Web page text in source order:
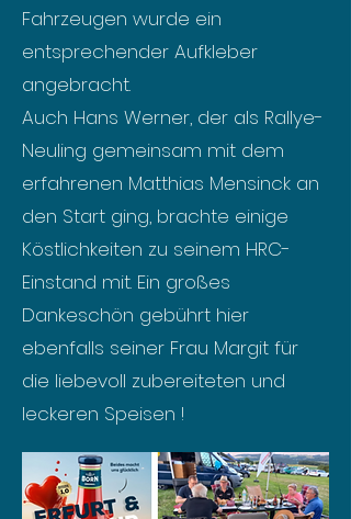
Fahrzeugen wurde ein
entsprechender Aufkleber
angebracht.
Auch Hans Werner, der als Rallye-
Neuling gemeinsam mit dem
erfahrenen Matthias Mensinck an
den Start ging, brachte einige
Köstlichkeiten zu seinem HRC-
Einstand mit. Ein großes
Dankeschön gebührt hier
ebenfalls seiner Frau Margit für
die liebevoll zubereiteten und
leckeren Speisen !